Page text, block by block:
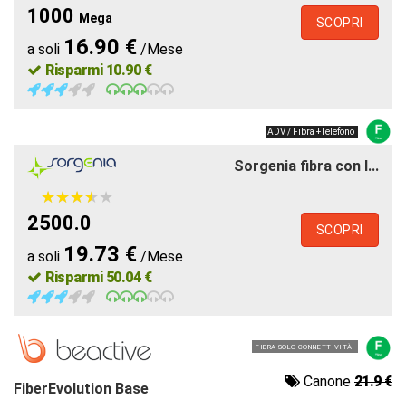
1000 Mega
a soli 16.90 € /Mese
Risparmi 10.90 €
SCOPRI
ADV / Fibra +Telefono
Sorgenia fibra con l...
★★★★★
★★★★★
2500.0
a soli 19.73 € /Mese
Risparmi 50.04 €
SCOPRI
FIBRA SOLO CONNETTIVITÀ
FiberEvolution Base Canone 21.9 €